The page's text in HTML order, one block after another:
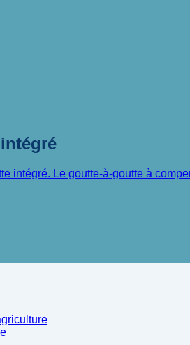
intégré. Le goutte-à-goutte à